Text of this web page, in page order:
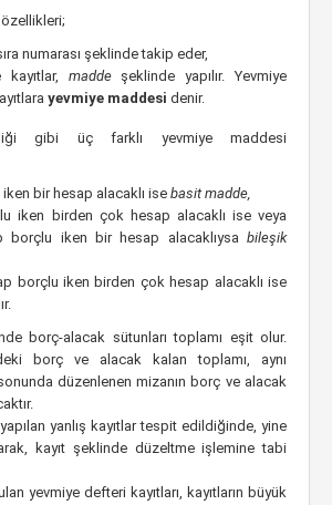
numarası şeklinde takip eder,
kayıtlar, madde şeklinde yapılır. Yevmiye
yevmiye maddesi denir.
gibi üç farklı yevmiye maddesi
bir hesap alacaklı ise basit madde,
iken birden çok hesap alacaklı ise veya
borçlu iken bir hesap alacaklıysa bileşik
borçlu iken birden çok hesap alacaklı ise
borç-alacak sütunları toplamı eşit olur.
borç ve alacak kalan toplamı, aynı
düzenlenen mizanın borç ve alacak
yanlış kayıtlar tespit edildiğinde, yine
kayıt şeklinde düzeltme işlemine tabi
yevmiye defteri kayıtları, kayıtların büyük